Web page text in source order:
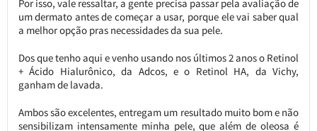
Por isso, vale ressaltar, a gente precisa passar pela avaliação de
um dermato antes de começar a usar, porque ele vai saber qual
a melhor opção pras necessidades da sua pele.
Dos que tenho aqui e venho usando nos últimos 2 anos o Retinol
+ Ácido Hialurônico, da Adcos, e o Retinol HA, da Vichy,
ganham de lavada.
Ambos são excelentes, entregam um resultado muito bom e não
sensibilizam intensamente minha pele, que além de oleosa é